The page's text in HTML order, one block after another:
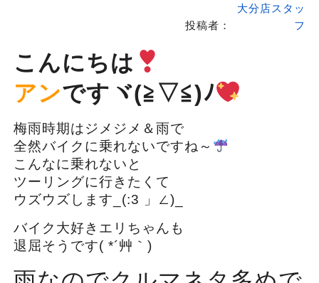
投稿者：
大分店スタッ
フ
こんにちは
アンですヾ(≧▽≦)ﾉ
梅雨時期はジメジメ＆雨で
全然バイクに乗れないですね～
こんなに乗れないと
ツーリングに行きたくて
ウズウズします_(:3 」∠)_
バイク大好きエリちゃんも
退屈そうです( *´艸｀)